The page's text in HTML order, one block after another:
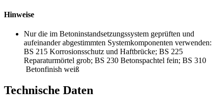
Hinweise
Nur die im Betoninstandsetzungssystem geprüften und
aufeinander abgestimmten Systemkomponenten verwenden:
BS 215 Korrosionsschutz und Haftbrücke; BS 225
Reparaturmörtel grob; BS 230 Betonspachtel fein; BS 310
Betonfinish weiß
Technische Daten